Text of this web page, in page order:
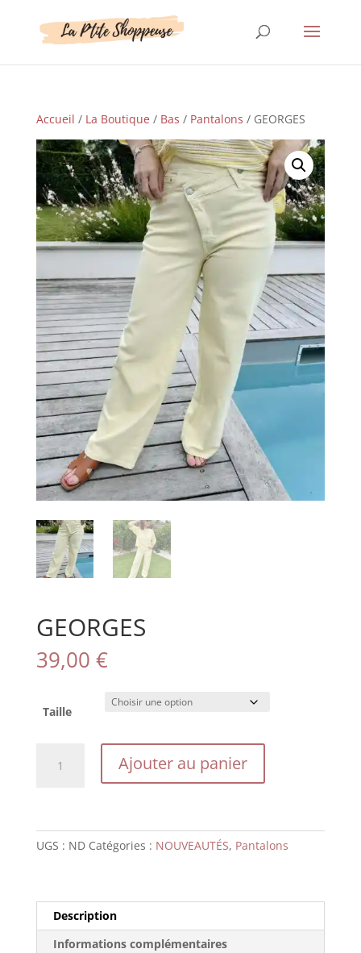
Accueil / La Boutique / Bas / Pantalons / GEORGES
GEORGES
39,00 €
Taille
Ajouter au panier
UGS : ND Catégories : NOUVEAUTÉS, Pantalons
Description
Informations complémentaires